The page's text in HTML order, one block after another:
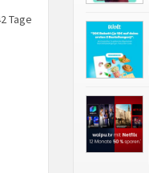
Tage